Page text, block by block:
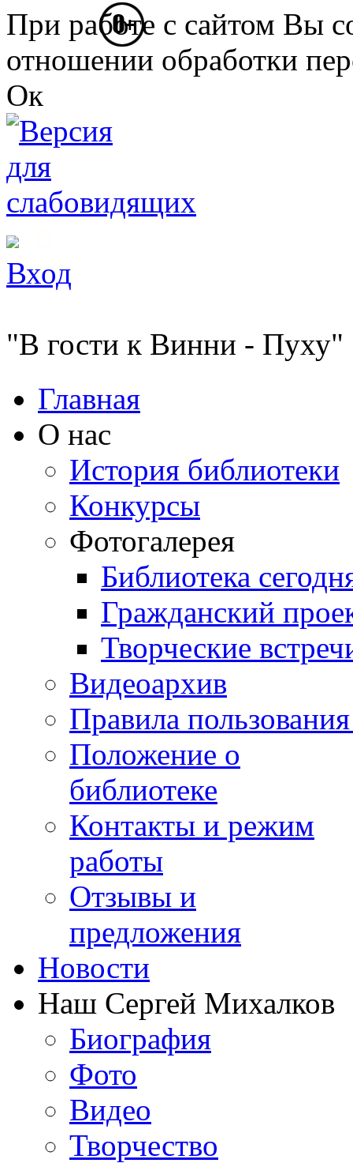
Перейти к основному содержанию
При работе с сайтом Вы
отношении обработки
Ок
Вход
Вы здесь
"В гости к Винни - Пуху"
Главная
О нас
История библиотеки
Конкурсы
Фотогалерея
Библиотека
Гражданский
Творческие
Видеоархив
Правила
Положение о
библиотеке
Контакты и режим
работы
Отзывы и
предложения
Новости
Наш Сергей Михалков
Биография
Фото
Видео
Творчество